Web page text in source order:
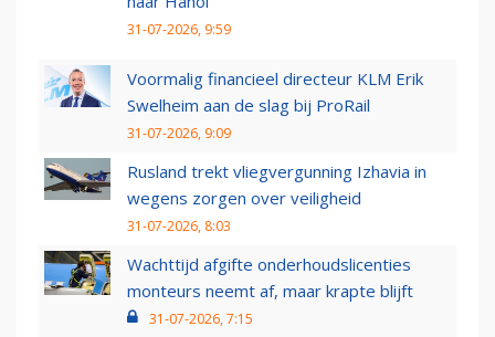
31-07-2026, 9:59
Voormalig financieel directeur KLM Erik
Swelheim aan de slag bij ProRail
31-07-2026, 9:09
Rusland trekt vliegvergunning Izhavia in
wegens zorgen over veiligheid
31-07-2026, 8:03
Wachttijd afgifte onderhoudslicenties
monteurs neemt af, maar krapte blijft
31-07-2026, 7:15